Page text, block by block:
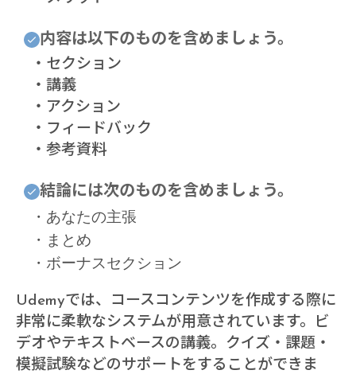
内容は以下のものを含めましょう。
・セクション
・講義
・アクション
・フィードバック
・参考資料
結論には次のものを含めましょう。
・あなたの主張
・まとめ
・ボーナスセクション
Udemyでは、コースコンテンツを作成する際に
非常に柔軟なシステムが用意されています。ビ
デオやテキストベースの講義。クイズ・課題・
模擬試験などのサポートをすることができま